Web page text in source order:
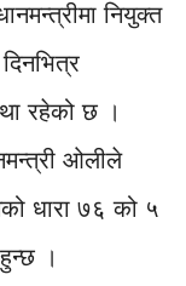
नियुक्त
रहेको छ ।
ओलीले
धारा ७६ को ५
।